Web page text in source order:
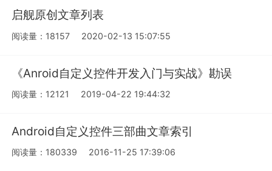
启舰原创文章列表
阅读量：18157 2020-02-13 15:07:55
《Anroid自定义控件开发入门与实战》勘误
阅读量：12121 2019-04-22 19:44:32
Android自定义控件三部曲文章索引
阅读量：180339 2016-11-25 17:39:06